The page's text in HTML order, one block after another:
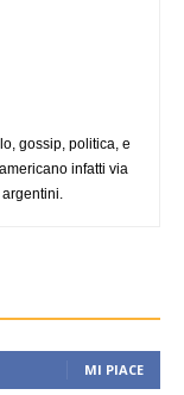
gossip, politica, e
infatti via
MI PIACE